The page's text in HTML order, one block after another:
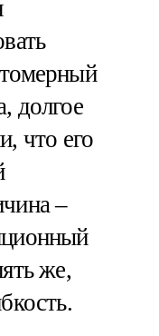
долгое
что его
–
же,